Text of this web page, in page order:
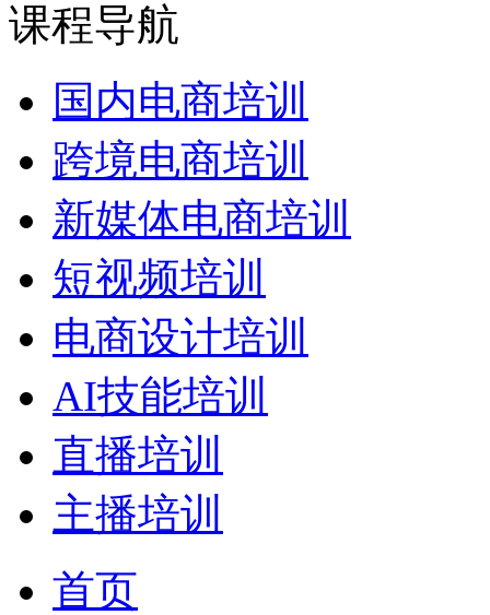
课程导航
国内电商培训
跨境电商培训
新媒体电商培训
短视频培训
电商设计培训
AI技能培训
直播培训
主播培训
首页